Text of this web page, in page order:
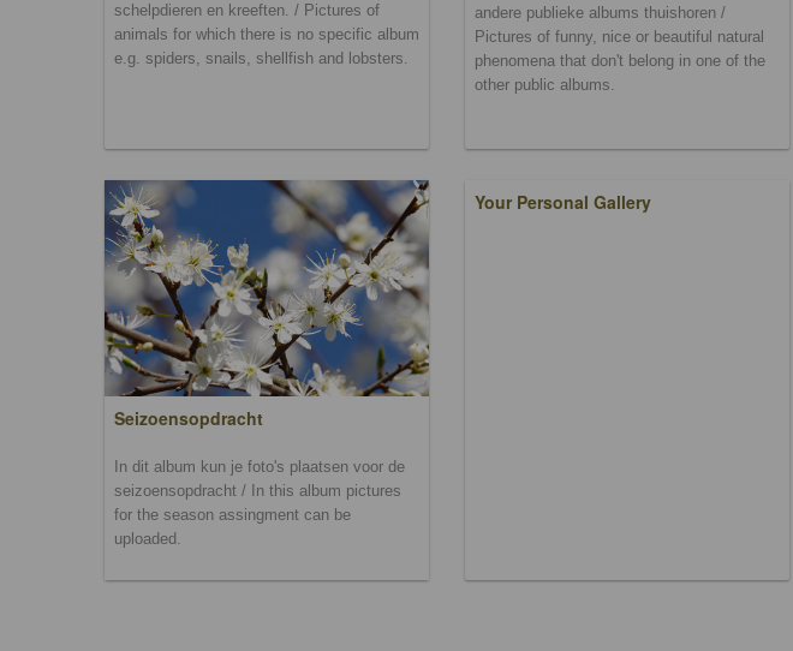
schelpdieren en kreeften. / Pictures of
animals for which there is no specific album
e.g. spiders, snails, shellfish and lobsters.
andere publieke albums thuishoren /
Pictures of funny, nice or beautiful natural
phenomena that don't belong in one of the
other public albums.
Seizoensopdracht
In dit album kun je foto's plaatsen voor de
seizoensopdracht / In this album pictures
for the season assingment can be
uploaded.
Your Personal Gallery